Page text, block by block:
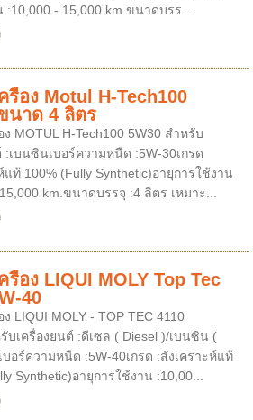
:10,000 - 15,000 km.ขนาดบรร...
รื่อง Motul H-Tech100
นาด 4 ลิตร
MOTUL H-Tech100 5W30 สำหรับ
:เบนซินเบอร์ความหนืด :5W-30เกรด
แท้ 100% (Fully Synthetic)อายุการใช้งาน
km.ขนาดบรรจุ :4 ลิตร เหมาะ...
รื่อง LIQUI MOLY Top Tec
40
LIQUI MOLY - TOP TEC 4110
บเครื่องยนต์ :ดีเซล ( Diesel )/เบนซิน (
บอร์ความหนืด :5W-40เกรด :สังเคราะห์แท้
Synthetic)อายุการใช้งาน :10,00...